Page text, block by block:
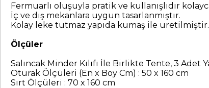
Fermuarlı oluşuyla pratik ve kullanışlıdır
İç ve dış mekanlara uygun tasarlanmıştır.
Kolay leke tutmaz yapıda kumaş ile üretilmiştir.
Ölçüler
Salıncak Minder Kılıfı İle Birlikte Tente, 3 Adet
Oturak Ölçüleri (En x Boy Cm) : 50 x 160 cm
Sırt Ölçüleri : 70 x 160 cm